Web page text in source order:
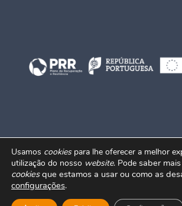
© 2026 IST-ID. Todos os direitos
Usamos cookiespara lhe oferecer a melhor
utilização do nosso website. Pode saber
cookiesque estamos a usar ou como as
configurações.